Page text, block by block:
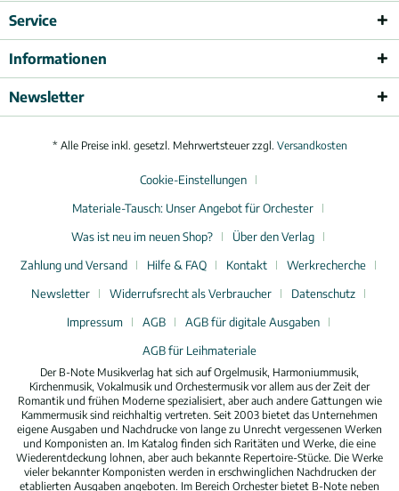
Service
Informationen
Newsletter
* Alle Preise inkl. gesetzl. Mehrwertsteuer zzgl. Versandkosten
Cookie-Einstellungen
Materiale-Tausch: Unser Angebot für Orchester
Was ist neu im neuen Shop?
Über den Verlag
Zahlung und Versand
Hilfe & FAQ Kontakt
Werkrecherche
Newsletter
Widerrufsrecht als Verbraucher
Datenschutz
Impressum
AGB
AGB für digitale Ausgaben
AGB für Leihmateriale
Der B-Note Musikverlag hat sich auf Orgelmusik, Harmoniummusik,
Kirchenmusik, Vokalmusik und Orchestermusik vor allem aus der Zeit der
Romantik und frühen Moderne spezialisiert, aber auch andere Gattungen wie
Kammermusik sind reichhaltig vertreten. Seit 2003 bietet das Unternehmen
eigene Ausgaben und Nachdrucke von lange zu Unrecht vergessenen Werken
und Komponisten an. Im Katalog finden sich Raritäten und Werke, die eine
Wiederentdeckung lohnen, aber auch bekannte Repertoire-Stücke. Die Werke
vieler bekannter Komponisten werden in erschwinglichen Nachdrucken der
etablierten Ausgaben angeboten. Im Bereich Orchester bietet B-Note neben